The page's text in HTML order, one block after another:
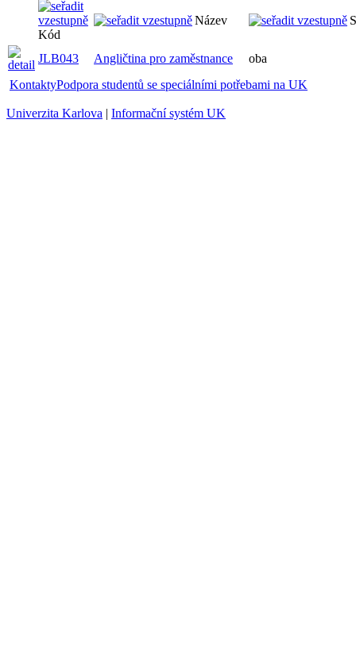
Kód
Název
JLB043 Angličtina pro zaměstnance
oba
KontaktyPodpora studentů se speciálními potřebami na UK
Univerzita Karlova | Informační systém UK